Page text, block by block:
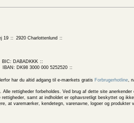
19
2920 Charlottenlund
BIC: DABADKKK
IBAN: DK98 3000 000 5252520
har du altid adgang til e-mærkets gratis Forbrugerhotline,
rettigheder forbeholdes. Ved brug af dette site
samt at indholdet er ophavsretligt beskyttet og
at varemærker, kendetegn, varenavne, logoer og